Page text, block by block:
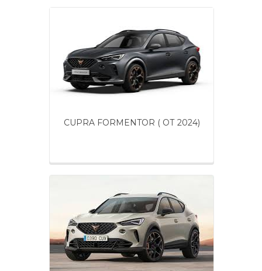
CUPRA FORMENTOR ( ОТ 2024)